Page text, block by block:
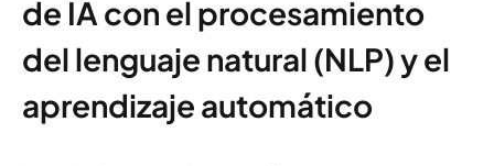
de IA con el procesamiento
del lenguaje natural (NLP) y el
aprendizaje automático